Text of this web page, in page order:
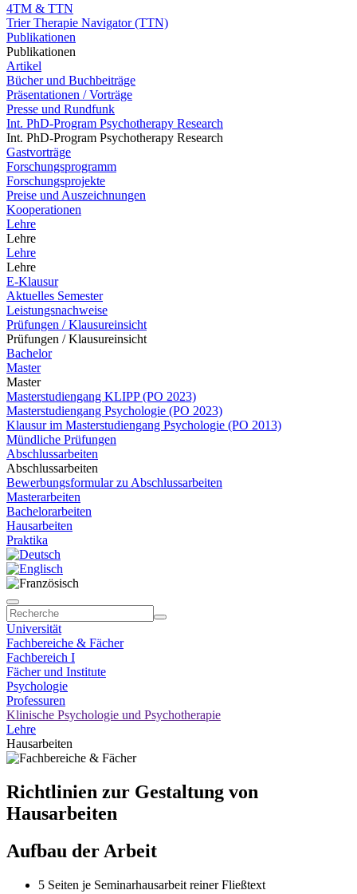
4TM & TTN
Trier Therapie Navigator (TTN)
Publikationen
Publikationen
Artikel
Bücher und Buchbeiträge
Präsentationen / Vorträge
Presse und Rundfunk
Int. PhD-Program Psychotherapy Research
Int. PhD-Program Psychotherapy Research
Gastvorträge
Forschungsprogramm
Forschungsprojekte
Preise und Auszeichnungen
Kooperationen
Lehre
Lehre
Lehre
Lehre
E-Klausur
Aktuelles Semester
Leistungsnachweise
Prüfungen / Klausureinsicht
Prüfungen / Klausureinsicht
Bachelor
Master
Master
Masterstudiengang KLIPP (PO 2023)
Masterstudiengang Psychologie (PO 2023)
Klausur im Masterstudiengang Psychologie (PO 2013)
Mündliche Prüfungen
Abschlussarbeiten
Abschlussarbeiten
Bewerbungsformular zu Abschlussarbeiten
Masterarbeiten
Bachelorarbeiten
Hausarbeiten
Praktika
Universität
Fachbereiche & Fächer
Fachbereich I
Fächer und Institute
Psychologie
Professuren
Klinische Psychologie und Psychotherapie
Lehre
Hausarbeiten
Richtlinien zur Gestaltung von
Hausarbeiten
Aufbau der Arbeit
5 Seiten je Seminarhausarbeit reiner Fließtext